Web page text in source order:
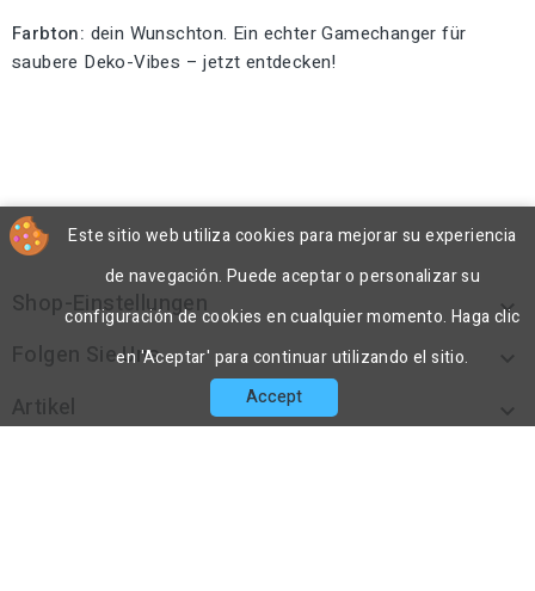
Farbton: dein Wunschton. Ein echter Gamechanger für
saubere Deko-Vibes – jetzt entdecken!
Shop-Einstellungen 
Folgen Sie Uns 
Artikel 
Este sitio web utiliza cookies para mejorar su experiencia
de navegación. Puede aceptar o personalizar su
configuración de cookies en cualquier momento. Haga clic
en 'Aceptar' para continuar utilizando el sitio.
Accept